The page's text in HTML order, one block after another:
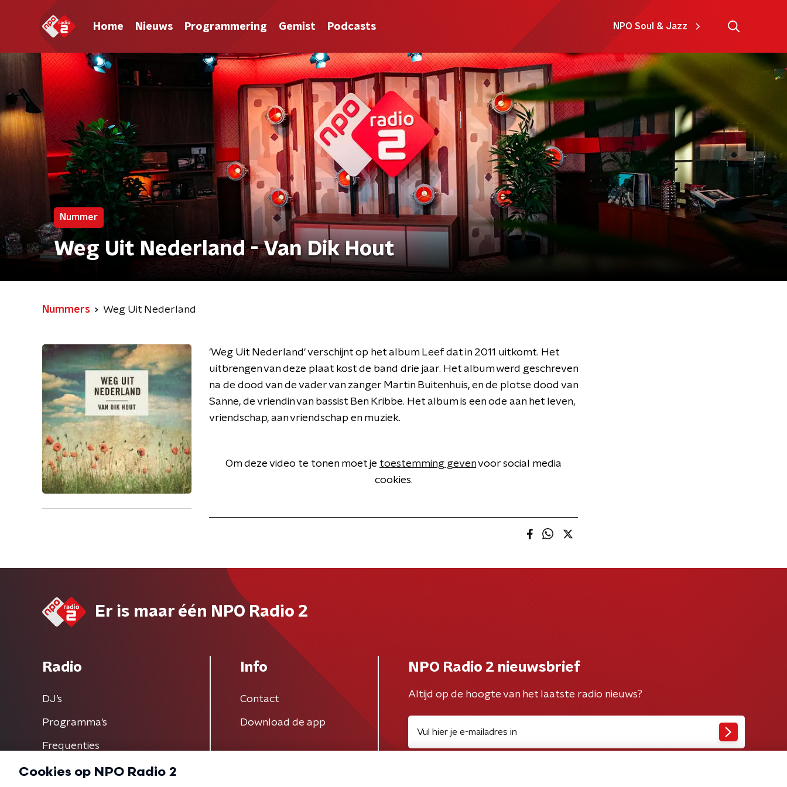
Home Nieuws Programmering Gemist Podcasts NPO Soul & Jazz
Nummer
Weg Uit Nederland - Van Dik Hout
Nummers Weg Uit Nederland
'Weg Uit Nederland' verschijnt op het album Leef dat in 2011 uitkomt. Het
uitbrengen van deze plaat kost de band drie jaar. Het album werd geschreven
na de dood van de vader van zanger Martin Buitenhuis, en de plotse dood van
Sanne, de vriendin van bassist Ben Kribbe. Het album is een ode aan het leven,
vriendschap, aan vriendschap en muziek.
Om deze video te tonen moet je toestemming gevenvoor social media
cookies.
Er is maar één NPO Radio 2
Radio
DJ’s
Programma's
Frequenties
Info
Contact
Download de app
NPO Radio 2 nieuwsbrief
Altijd op de hoogte van het laatste radio nieuws?